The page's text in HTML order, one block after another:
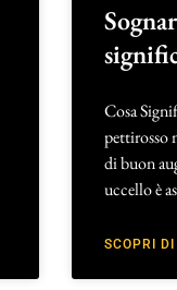
Cosa
pettirosso
di buon
uccello è
SCOPRI